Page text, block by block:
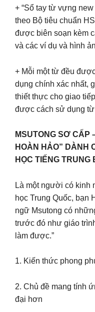
+ “Sổ tay từ vựng
theo Bộ tiêu chuẩn
được biên soạn kèm
và các ví dụ và hình
+ Mỗi một từ đều
dụng chính xác nhất,
thiết thực cho giao
được cách sử dụng
MSUTONG SƠ CẤP
HOÀN HẢO” DÀNH
HỌC TIẾNG
Là một người có kinh
học Trung Quốc, bạn
ngữ Msutong có
trước đó như giáo
làm được.”
1. Kiến thức phong
2. Chủ đề mang tính
đại hơn